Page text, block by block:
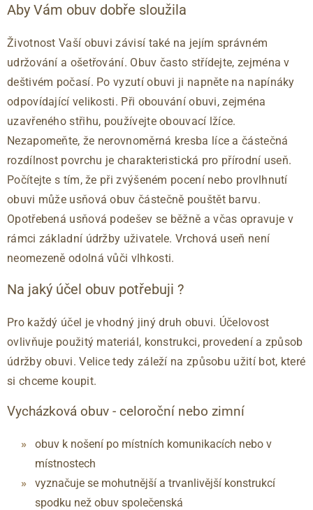
Aby Vám obuv dobře sloužila
Životnost Vaší obuvi závisí také na jejím správném
udržování a ošetřování. Obuv často střídejte, zejména v
deštivém počasí. Po vyzutí obuvi ji napněte na napínáky
odpovídající velikosti. Při obouvání obuvi, zejména
uzavřeného střihu, používejte obouvací lžíce.
Nezapomeňte, že nerovnoměrná kresba líce a částečná
rozdílnost povrchu je charakteristická pro přírodní useň.
Počítejte s tím, že při zvýšeném pocení nebo provlhnutí
obuvi může usňová obuv částečně pouštět barvu.
Opotřebená usňová podešev se běžně a včas opravuje v
rámci základní údržby uživatele. Vrchová useň není
neomezeně odolná vůči vlhkosti.
Na jaký účel obuv potřebuji ?
Pro každý účel je vhodný jiný druh obuvi. Účelovost
ovlivňuje použitý materiál, konstrukci, provedení a způsob
údržby obuvi. Velice tedy záleží na způsobu užití bot, které
si chceme koupit.
Vycházková obuv - celoroční nebo zimní
obuv k nošení po místních komunikacích nebo v
místnostech
vyznačuje se mohutnější a trvanlivější konstrukcí
spodku než obuv společenská